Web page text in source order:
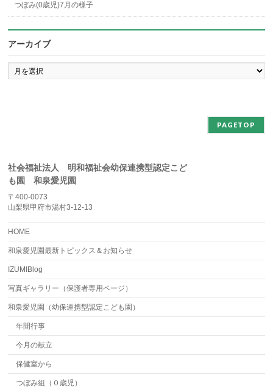
つぼみ(0歳児)7月の様子
アーカイブ
ア
ー
PAGETOP
社会福祉法人 明和福祉会幼保連携型認定こど
も園 和泉愛児園
〒400-0073
山梨県甲府市湯村3-12-13
HOME
和泉愛児園最新トピックス＆お知らせ
IZUMIBlog
写真ギャラリー（保護者専用ページ）
和泉愛児園（幼保連携型認定こども園）
年間行事
今月の献立
保健室から
つぼみ組（０歳児）